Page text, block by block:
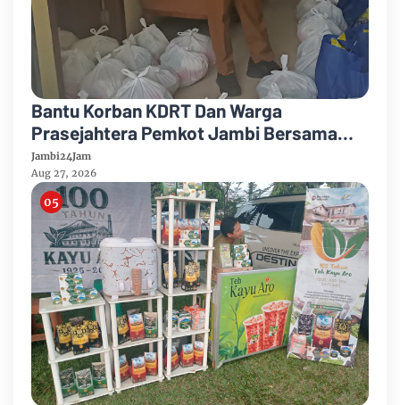
Bantu Korban KDRT Dan Warga
Prasejahtera Pemkot Jambi Bersama
PTPN IV Regional IV Salurkan Paket
Sembako
Jambi24Jam
Aug 27, 2026